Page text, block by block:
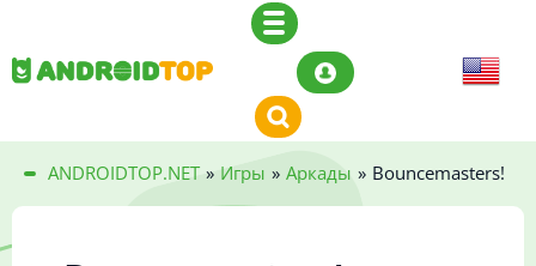
ANDROIDTOP.NET » Игры » Аркады » Bouncemasters!